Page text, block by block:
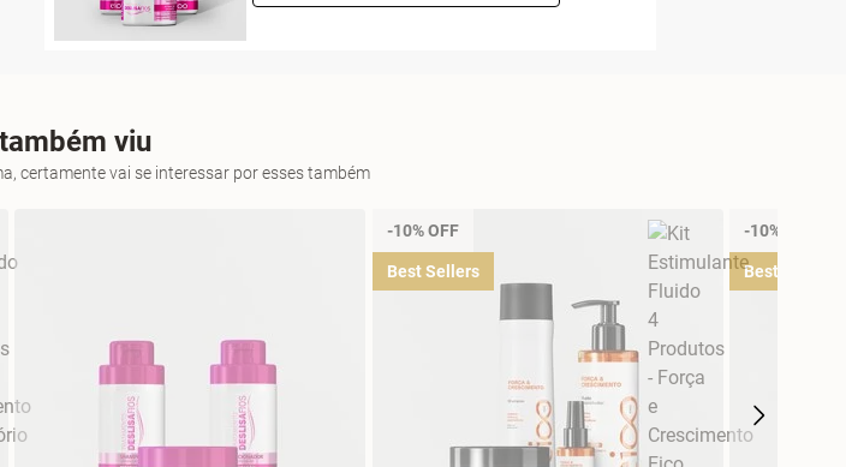
viu
certamente vai se interessar por esses também
-10% OFF
Best Sellers
-10% OFF
Best Sellers